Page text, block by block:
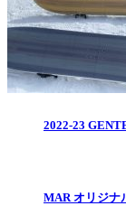
2022-23
MAR オリジナ